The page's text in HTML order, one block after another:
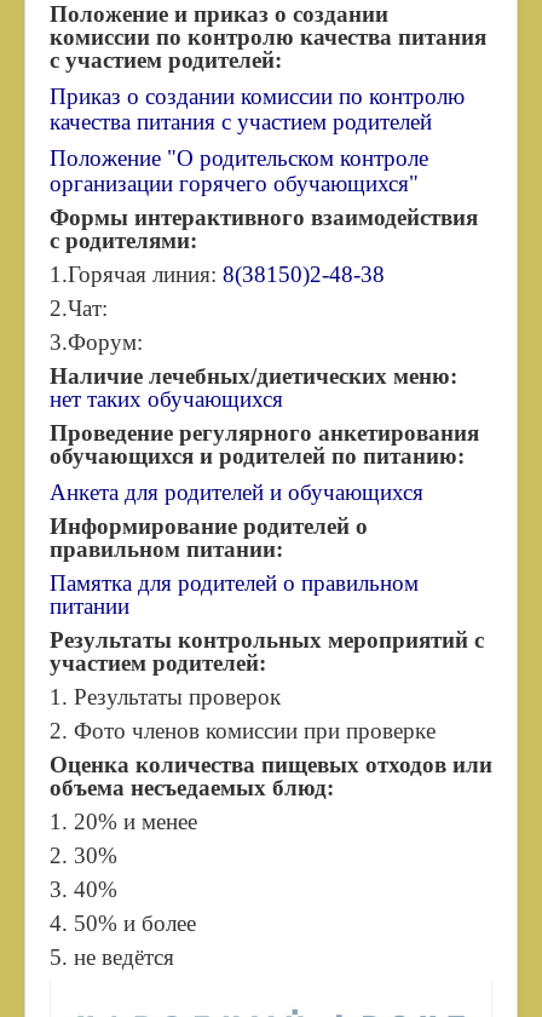
Целевая модель наставничества МБОУ «Ярковская
ООШ»
Обучающимся
Родителям
Учителям
Новости
Уважаемые родители будущих первоклассников
2021 года!
Порядок ГИА 2021
День единых действий
Организация питания
Всемирный день ГО
Функциональная грамотность
ПРШ (повышающие результаты школы)
Введение ФГОС - 2022
Школьный театр
Разговор о важном
Цифровая образовательная среда (ЦОС)
Школьный спортивный клуб
Профориентация
Для обучающихся с ОВЗ
Дошкольное образование
Положение и приказ о создании
комиссии по контролю качества питания
с участием родителей:
Приказ о создании комиссии по контролю
качества питания с участием родителей
Положение "О родительском контроле
организации горячего обучающихся"
Формы интерактивного взаимодействия
с родителями:
1.Горячая линия: 8(38150)2-48-38
2.Чат:
3.Форум:
Наличие лечебных/диетических меню:
нет таких обучающихся
Проведение регулярного анкетирования
обучающихся и родителей по питанию:
Анкета для родителей и обучающихся
Информирование родителей о
правильном питании:
Памятка для родителей о правильном
питании
Результаты контрольных мероприятий с
участием родителей:
1. Результаты проверок
2. Фото членов комиссии при проверке
Оценка количества пищевых отходов или
объема несъедаемых блюд:
1. 20% и менее
2. 30%
3. 40%
4. 50% и более
5. не ведётся